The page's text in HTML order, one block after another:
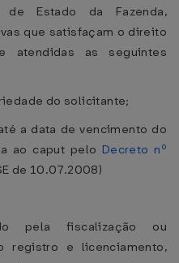
de Estado da Fazenda,
que satisfaçam o direito
atendidas as seguintes
do solicitante;
a data de vencimento do
ao caput pelo Decreto nº
de 10.07.2008)
pela fiscalização ou
registro e licenciamento,